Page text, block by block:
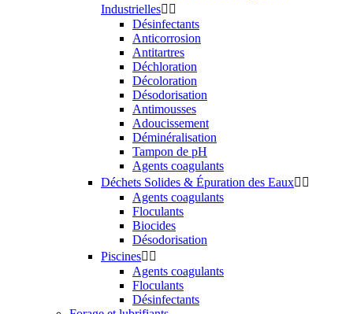
Industrielles 
Désinfectants
Anticorrosion
Antitartres
Déchloration
Décoloration
Désodorisation
Antimousses
Adoucissement
Déminéralisation
Tampon de pH
Agents coagulants
Déchets Solides & Épuration des Eaux 
Agents coagulants
Floculants
Biocides
Désodorisation
Piscines 
Agents coagulants
Floculants
Désinfectants